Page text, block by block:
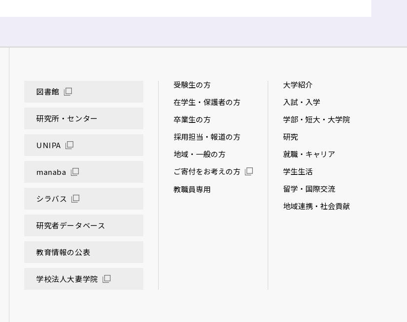
図書館
研究所・センター
UNIPA
manaba
シラバス
研究者データベース
教育情報の公表
学校法人大妻学院
受験生の方
在学生・保護者の方
卒業生の方
採用担当・報道の方
地域・一般の方
ご寄付をお考えの方
教職員専用
大学紹介
入試・入学
学部・短大・大学院
研究
就職・キャリア
学生生活
留学・国際交流
地域連携・社会貢献